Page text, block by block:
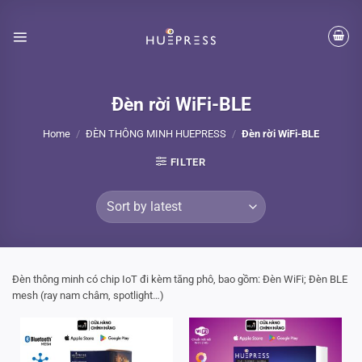
content
Đèn rời WiFi-BLE
Home / ĐÈN THÔNG MINH HUEPRESS / Đèn rời WiFi-BLE
FILTER
Đèn thông minh có chip IoT đi kèm tăng phô, bao gồm: Đèn WiFi; Đèn BLE
mesh (ray nam châm, spotlight…)